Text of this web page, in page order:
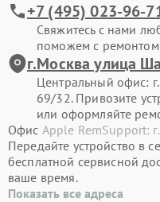
+7 (495) 023-96-
Свяжитесь с нами
поможем с ремонтом
г.Москва улица
Центральный офис:
69/32. Привозите
или оформляйте
Офис Apple RemSupport:
Передайте устройство в
бесплатной сервисной
ваше время.
Показать все адреса